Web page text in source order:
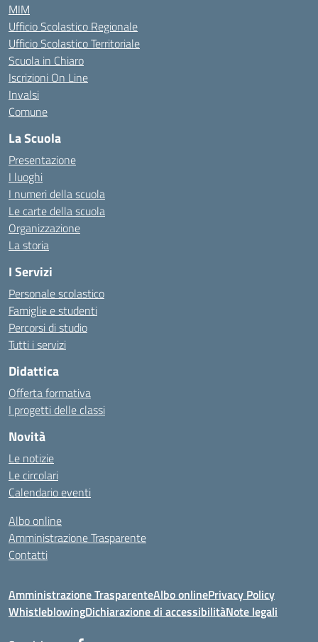
MIM
Ufficio Scolastico Regionale
Ufficio Scolastico Territoriale
Scuola in Chiaro
Iscrizioni On Line
Invalsi
Comune
La Scuola
Presentazione
I luoghi
I numeri della scuola
Le carte della scuola
Organizzazione
La storia
I Servizi
Personale scolastico
Famiglie e studenti
Percorsi di studio
Tutti i servizi
Didattica
Offerta formativa
I progetti delle classi
Novità
Le notizie
Le circolari
Calendario eventi
Albo online
Amministrazione Trasparente
Contatti
Amministrazione TrasparenteAlbo onlinePrivacy Policy
WhistleblowingDichiarazione di accessibilitàNote legali